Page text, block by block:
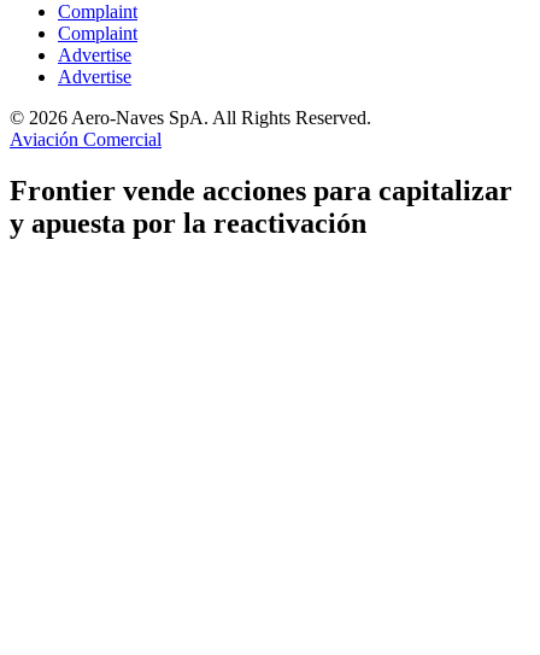
Complaint
Complaint
Advertise
Advertise
© 2026 Aero-Naves SpA. All Rights Reserved.
Aviación Comercial
Frontier vende acciones para capitalizar
y apuesta por la reactivación